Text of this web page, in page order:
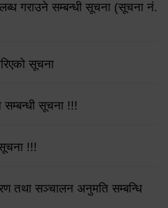
गराउने सम्बन्धी सूचना (सूचना नं.
सूचना
सूचना !!!
!!!
तथा सञ्चालन अनुमति सम्बन्धि